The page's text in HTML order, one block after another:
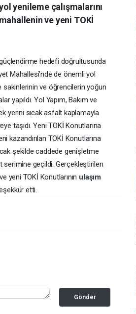
yenileme çalışmalarını
ve yeni TOKİ
güçlendirme hedefi doğrultusunda
Mahallesi’nde de önemli yol
sakinlerinin ve öğrencilerin yoğun
yapıldı. Yol Yapım, Bakım ve
yerini sıcak asfalt kaplamayla
taşıdı. Yeni TOKİ Konutlarına
kazandırılan TOKİ Konutlarına
şekilde caddede genişletme
serimine geçildi. Gerçekleştirilen
yeni TOKİ Konutlarının ulaşım
etti.
Gönder